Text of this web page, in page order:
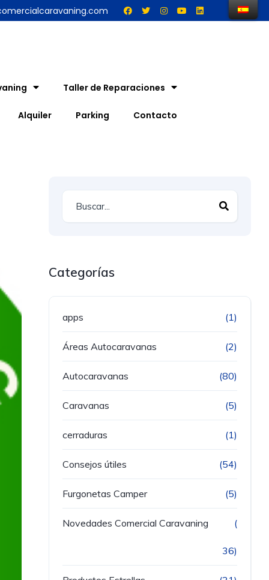
Taller de Reparaciones
Alquiler Parking Contacto
Categorías
apps (1)
Áreas Autocaravanas (2)
Autocaravanas (80)
Caravanas (5)
cerraduras (1)
Consejos útiles (54)
Furgonetas Camper (5)
Novedades Comercial Caravaning (
36)